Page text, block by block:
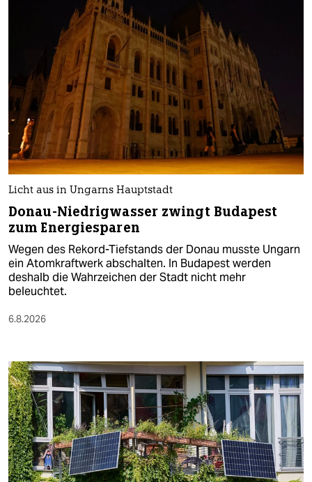
Licht aus in Ungarns Hauptstadt
Donau-Niedrigwasser zwingt Budapest
zum Energiesparen
Wegen des Rekord-Tiefstands der Donau musste Ungarn
ein Atomkraftwerk abschalten. In Budapest werden
deshalb die Wahrzeichen der Stadt nicht mehr
beleuchtet.
6.8.2026